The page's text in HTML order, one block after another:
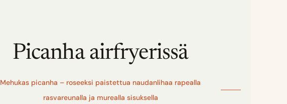
Picanha airfryerissä
Mehukas picanha – roseeksi paistettua naudanlihaa rapealla
rasvareunalla ja murealla sisuksella